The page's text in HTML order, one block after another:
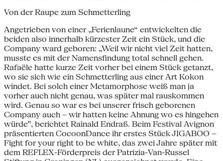
Von der Raupe zum Schmetterling
Angetrieben von einer „Ferienlaune“ entwickelten die
beiden also innerhalb kürzester Zeit ein Stück, und die
Company ward geboren: „Weil wir nicht viel Zeit hatten,
musste es mit der Namensfindung total schnell gehen.
Rafaële hatte kurze Zeit vorher bei einem Stück getanzt,
wo sie sich wie ein Schmetterling aus einer Art Kokon
windet. Bei solch einer Metamorphose weiß man ja
vorher auch nicht genau, was später mal rauskommen
wird. Genau so war es bei unserer frisch geborenen
Company auch – wir hatten keine Ahnung wo es hingehen
würde”, berichtet Rainald Endraß. Beim Festival Avignon
präsentierten CocoonDance ihr erstes Stück JIGABOO –
Fight for your right to be white, das zwei Jahre später mit
dem REFLEX-Förderpreis der Patrizia-Van-Russel